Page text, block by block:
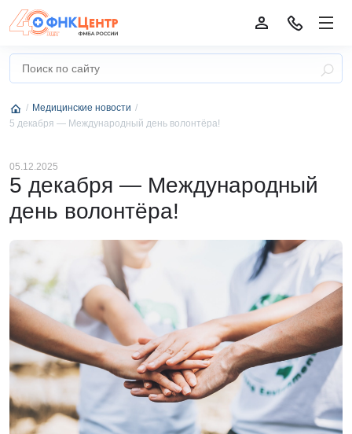
Медицинские новости
5 декабря — Международный день волонтёра!
05.12.2025
5 декабря — Международный
день волонтёра!